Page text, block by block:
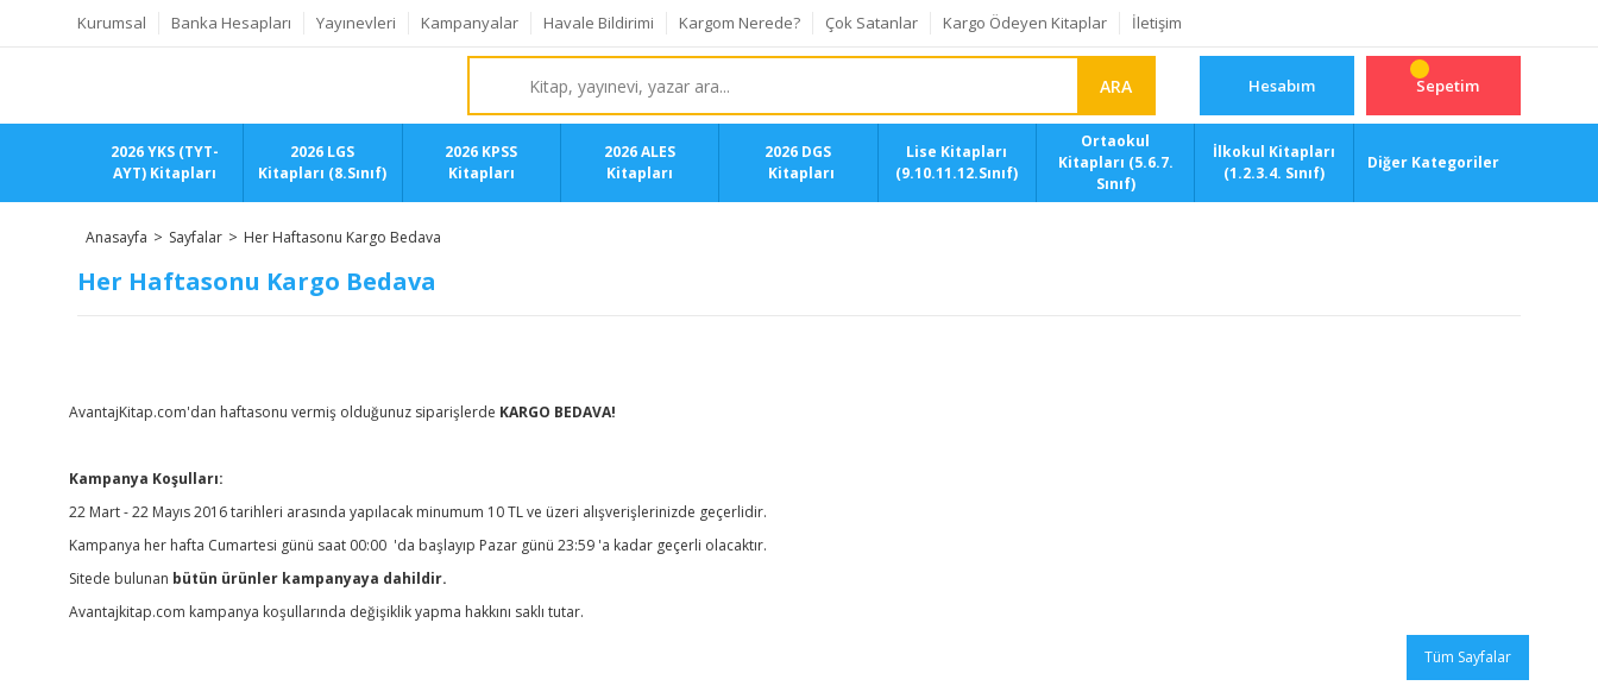
Kurumsal Banka Hesapları Yayınevleri Kampanyalar Havale Bildirimi Kargom Nerede? Çok Satanlar Kargo Ödeyen Kitaplar İletişim
ARA Hesabım Sepetim
2026 YKS (TYT-
AYT) Kitapları
2026 LGS
Kitapları (8.Sınıf)
2026 KPSS
Kitapları
2026 ALES
Kitapları
2026 DGS
Kitapları
Lise Kitapları
(9.10.11.12.Sınıf)
Ortaokul
Kitapları (5.6.7.
Sınıf)
İlkokul Kitapları
(1.2.3.4. Sınıf)
Diğer Kategoriler
Anasayfa Sayfalar Her Haftasonu Kargo Bedava
Her Haftasonu Kargo Bedava
AvantajKitap.com'dan haftasonu vermiş olduğunuz siparişlerde KARGO BEDAVA!
Kampanya Koşulları:
22 Mart - 22 Mayıs 2016 tarihleri arasında yapılacak minumum 10 TL ve üzeri alışverişlerinizde geçerlidir.
Kampanya her hafta Cumartesi günü saat 00:00 'da başlayıp Pazar günü 23:59 'a kadar geçerli olacaktır.
Sitede bulunan bütün ürünler kampanyaya dahildir.
Avantajkitap.com kampanya koşullarında değişiklik yapma hakkını saklı tutar.
Tüm Sayfalar